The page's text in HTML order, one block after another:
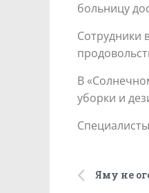
больницу
Сотрудники
В
уборки и